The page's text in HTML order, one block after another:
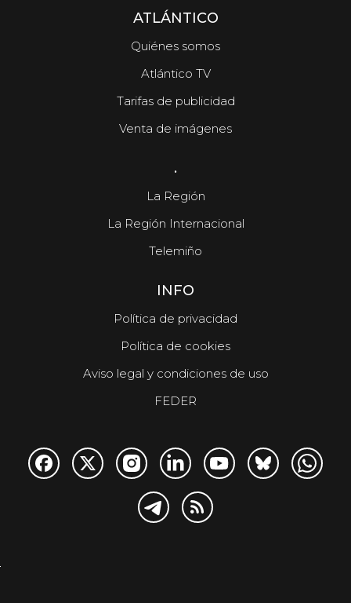
ATLÁNTICO
Quiénes somos
Atlántico TV
Tarifas de publicidad
Venta de imágenes
.
La Región
La Región Internacional
Telemiño
INFO
Política de privacidad
Política de cookies
Aviso legal y condiciones de uso
FEDER